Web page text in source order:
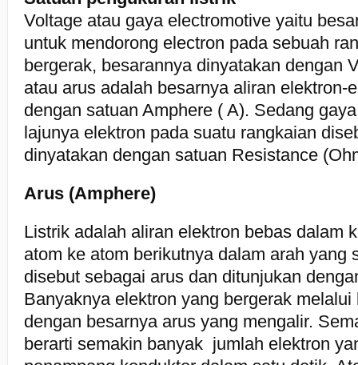
Voltage atau gaya electromotive yaitu
untuk mendorong electron pada sebuah
bergerak, besarannya dinyatakan dengan
atau arus adalah besarnya aliran elektron-
dengan satuan Amphere ( A). Sedang
lajunya elektron pada suatu rangkaian
dinyatakan dengan satuan Resistance
Arus (Amphere)
Listrik adalah aliran elektron bebas dalam
atom ke atom berikutnya dalam arah yang
disebut sebagai arus dan ditunjukan
Banyaknya elektron yang bergerak
dengan besarnya arus yang mengalir.
berarti semakin banyak jumlah elektron